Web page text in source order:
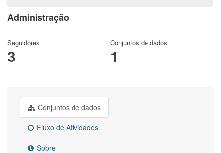
Administração
Seguidores
3
Conjuntos de dados
1
Conjuntos de dados
Fluxo de Atividades
Sobre